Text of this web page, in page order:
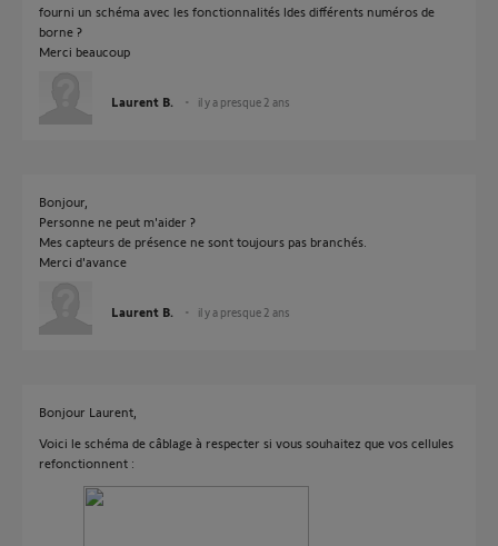
fourni un schéma avec les fonctionnalités ldes différents numéros de
borne ?
Merci beaucoup
Laurent B. il y a presque 2 ans
Bonjour,
Personne ne peut m'aider ?
Mes capteurs de présence ne sont toujours pas branchés.
Merci d'avance
Laurent B. il y a presque 2 ans
Bonjour Laurent,
Voici le schéma de câblage à respecter si vous souhaitez que vos cellules
refonctionnent :